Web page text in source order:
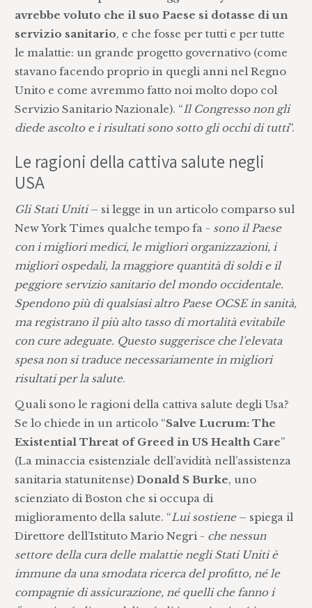
avrebbe voluto che il suo Paese si dotasse di un
servizio sanitario, e che fosse per tutti e per tutte
le malattie: un grande progetto governativo (come
stavano facendo proprio in quegli anni nel Regno
Unito e come avremmo fatto noi molto dopo col
Servizio Sanitario Nazionale). “Il Congresso non gli
diede ascolto e i risultati sono sotto gli occhi di tutti”.
Le ragioni della cattiva salute negli
USA
Gli Stati Uniti– si legge in un articolo comparso sul
New York Times qualche tempo fa - sono il Paese
con i migliori medici, le migliori organizzazioni, i
migliori ospedali, la maggiore quantità di soldi e il
peggiore servizio sanitario del mondo occidentale.
Spendono più di qualsiasi altro Paese OCSE in sanità,
ma registrano il più alto tasso di mortalità evitabile
con cure adeguate. Questo suggerisce che l'elevata
spesa non si traduce necessariamente in migliori
risultati per la salute.
Quali sono le ragioni della cattiva salute degli Usa?
Se lo chiede in un articolo “Salve Lucrum: The
Existential Threat of Greed in US Health Care”
(La minaccia esistenziale dell’avidità nell’assistenza
sanitaria statunitense)Donald S Burke, uno
scienziato di Boston che si occupa di
miglioramento della salute. “Lui sostiene – spiega il
Direttore dell’Istituto Mario Negri - che nessun
settore della cura delle malattie negli Stati Uniti è
immune da una smodata ricerca del profitto, né le
compagnie di assicurazione, né quelli che fanno i